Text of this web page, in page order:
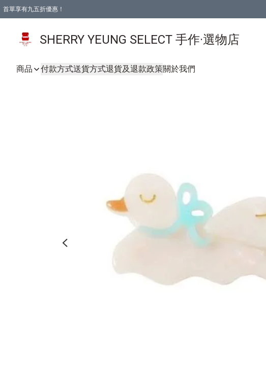
首單享有九五折優惠！
SHERRY YEUNG SELECT 手作·選物店
商品 付款方式送貨方式退貨及退款政策關於我們